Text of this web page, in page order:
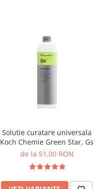
Solutie curatare universala
Koch Chemie Green Star, Gs
de la 51,00 RON